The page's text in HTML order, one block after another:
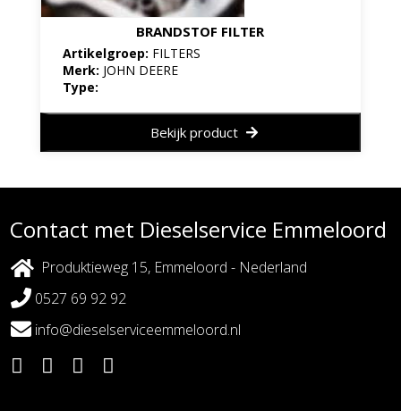
BRANDSTOF FILTER
Artikelgroep: FILTERS
Merk: JOHN DEERE
Type:
Bekijk product
Contact met Dieselservice Emmeloord
Produktieweg 15, Emmeloord - Nederland
0527 69 92 92
info@dieselserviceemmeloord.nl